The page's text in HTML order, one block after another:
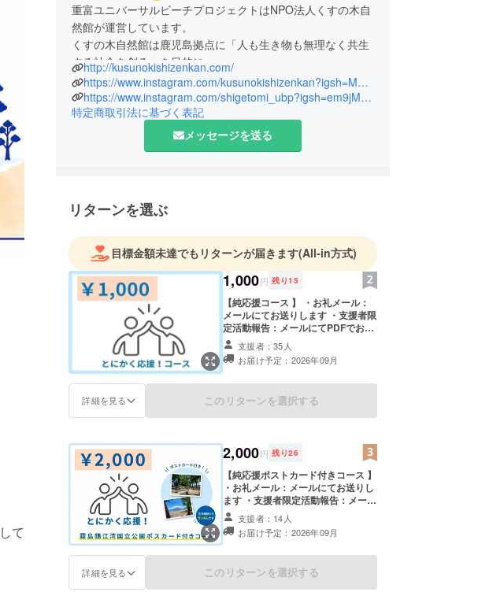
て
重富ユニバーサルビーチプロジェクトはNPO法人くすの木自
然館が運営しています。
くすの木自然館は鹿児島拠点に「人も生き物も無理なく共生
する社会を創る」を目的に
1995年に環境教育事務所として設立されました。
2023年から「誰もが自然体験を楽しめる社会」を目指して
重富ユニバーサルビーチプロジェクトをスタートしました。
活動拠点でもある鹿児島県姶良市の重富海岸は霧島錦江湾国
海に入るだけでなく身近な自然の楽しさ、大切さを楽しみな
がら伝える環境教育を行っています。
http://kusunokishizenkan.com/
https://www.instagram.com/kusunokishizenkan?igsh=MXRodzFsNXFoMXBpdQ==
https://www.instagram.com/shigetomi_ubp?igsh=em9jMXp0dzRqb2Y0
特定商取引法に基づく表記
メッセージを送る
リターンを選ぶ
目標金額未達でもリターンが届きます(All-in方式)
1,000円 残り15
【純応援コース 】 ・お礼メール：
メールにてお送りします ・支援者限
定活動報告：メールにてPDFでお送
りします ・UBPステッカー：郵送
にてお届けします ※発送は2026年9
月以降を予定しています
支援者：35人
お届け予定：2026年09月
詳細を見る このリターンを選択する
2,000円 残り26
【純応援ポストカード付きコース 】
・お礼メール：メールにてお送りし
ます ・支援者限定活動報告：メール
にてPDFでお送りします ・UBPス
テッカー・霧島錦江湾国立公園ポス
トカード：郵送にてお届けします ※
支援者：14人
お届け予定：2026年09月
詳細を見る このリターンを選択する